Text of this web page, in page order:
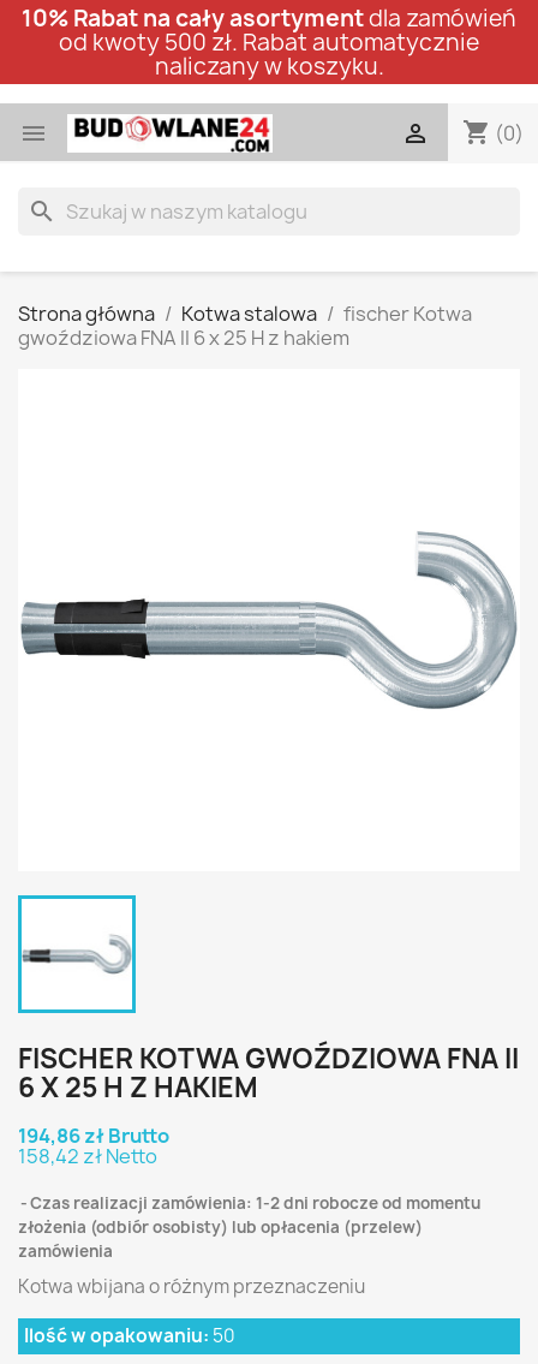
10% Rabat na cały asortymentdla zamówień
od kwoty 500 zł. Rabat automatycznie
naliczany w koszyku.
 shopping_cart (0)

search
Strona główna Kotwa stalowa
fischer Kotwa
gwoździowa FNA II 6 x 25 H z hakiem
FISCHER KOTWA GWOŹDZIOWA FNA II
6 X 25 H Z HAKIEM
194,86 zł Brutto
158,42 zł Netto
Czas realizacji zamówienia: 1-2 dni robocze od momentu
złożenia (odbiór osobisty) lub opłacenia (przelew)
zamówienia
Kotwa wbijana o różnym przeznaczeniu
Ilość w opakowaniu: 50